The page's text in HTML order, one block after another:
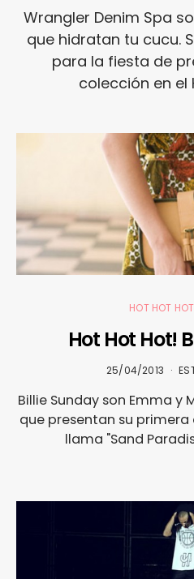
Wrangler Denim Spa
que hidratan tu cucu.
para la fiesta de
colección en el
HOT HOT
Hot Hot Hot!
25/04/2013
Billie Sunday son Emma y
que presentan su primera
llama "Sand